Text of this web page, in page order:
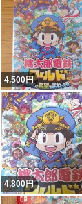
いいね！
4,500円
いね！
4,800円